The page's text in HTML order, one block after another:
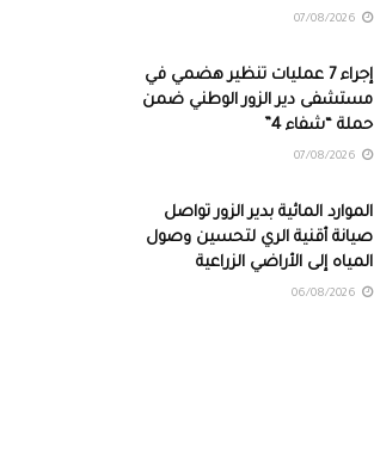
إجراء 7 عمليات تنظير هضمي في
مستشفى دير الزور الوطني ضمن
حملة “شفاء 4”
الموارد المائية بدير الزور تواصل
صيانة أقنية الري لتحسين وصول
المياه إلى الأراضي الزراعية